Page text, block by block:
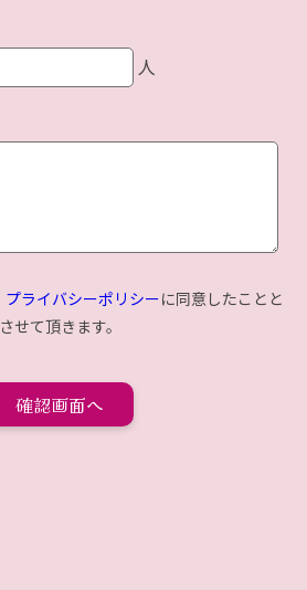
人
プライバシーポリシーに同意したことと
させて頂きます。
確認画面へ